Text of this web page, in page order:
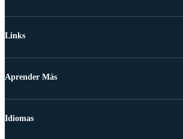
Links
Aprender Más
Idiomas